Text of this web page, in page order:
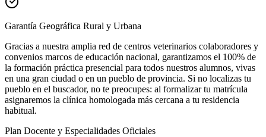
Garantía Geográfica Rural y Urbana
Gracias a nuestra amplia red de centros veterinarios colaboradores y
convenios marcos de educación nacional, garantizamos el 100% de
la formación práctica presencial para todos nuestros alumnos, vivas
en una gran ciudad o en un pueblo de provincia. Si no localizas tu
pueblo en el buscador, no te preocupes: al formalizar tu matrícula
asignaremos la clínica homologada más cercana a tu residencia
habitual.
Plan Docente y Especialidades Oficiales